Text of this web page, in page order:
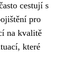
cestují s
pro
na kvalitě
které